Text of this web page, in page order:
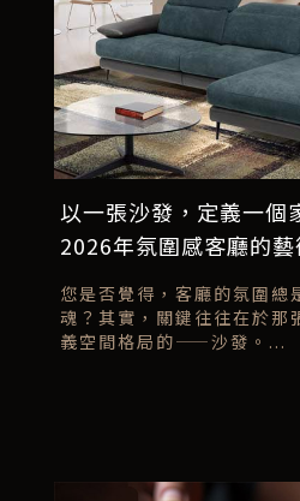
以一張沙發，定義一個
2026年氛圍感客廳的藝
您是否覺得，客廳的氛圍總
魂？其實，關鍵往往在於那
義空間格局的——沙發。...